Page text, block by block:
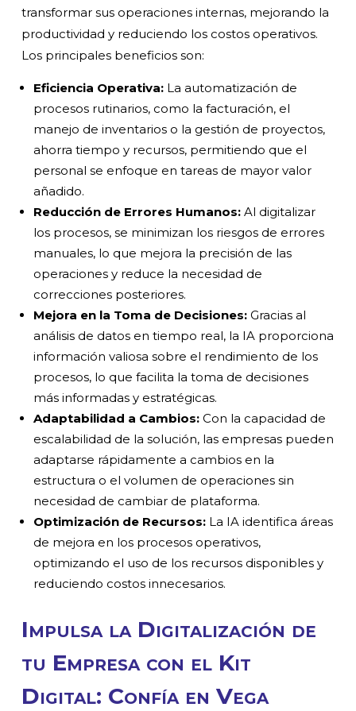
transformar sus operaciones internas, mejorando la
productividad y reduciendo los costos operativos.
Los principales beneficios son:
Eficiencia Operativa: La automatización de
procesos rutinarios, como la facturación, el
manejo de inventarios o la gestión de proyectos,
ahorra tiempo y recursos, permitiendo que el
personal se enfoque en tareas de mayor valor
añadido.
Reducción de Errores Humanos: Al digitalizar
los procesos, se minimizan los riesgos de errores
manuales, lo que mejora la precisión de las
operaciones y reduce la necesidad de
correcciones posteriores.
Mejora en la Toma de Decisiones: Gracias al
análisis de datos en tiempo real, la IA proporciona
información valiosa sobre el rendimiento de los
procesos, lo que facilita la toma de decisiones
más informadas y estratégicas.
Adaptabilidad a Cambios: Con la capacidad de
escalabilidad de la solución, las empresas pueden
adaptarse rápidamente a cambios en la
estructura o el volumen de operaciones sin
necesidad de cambiar de plataforma.
Optimización de Recursos: La IA identifica áreas
de mejora en los procesos operativos,
optimizando el uso de los recursos disponibles y
reduciendo costos innecesarios.
Impulsa la Digitalización de
tu Empresa con el Kit
Digital: Confía en Vega